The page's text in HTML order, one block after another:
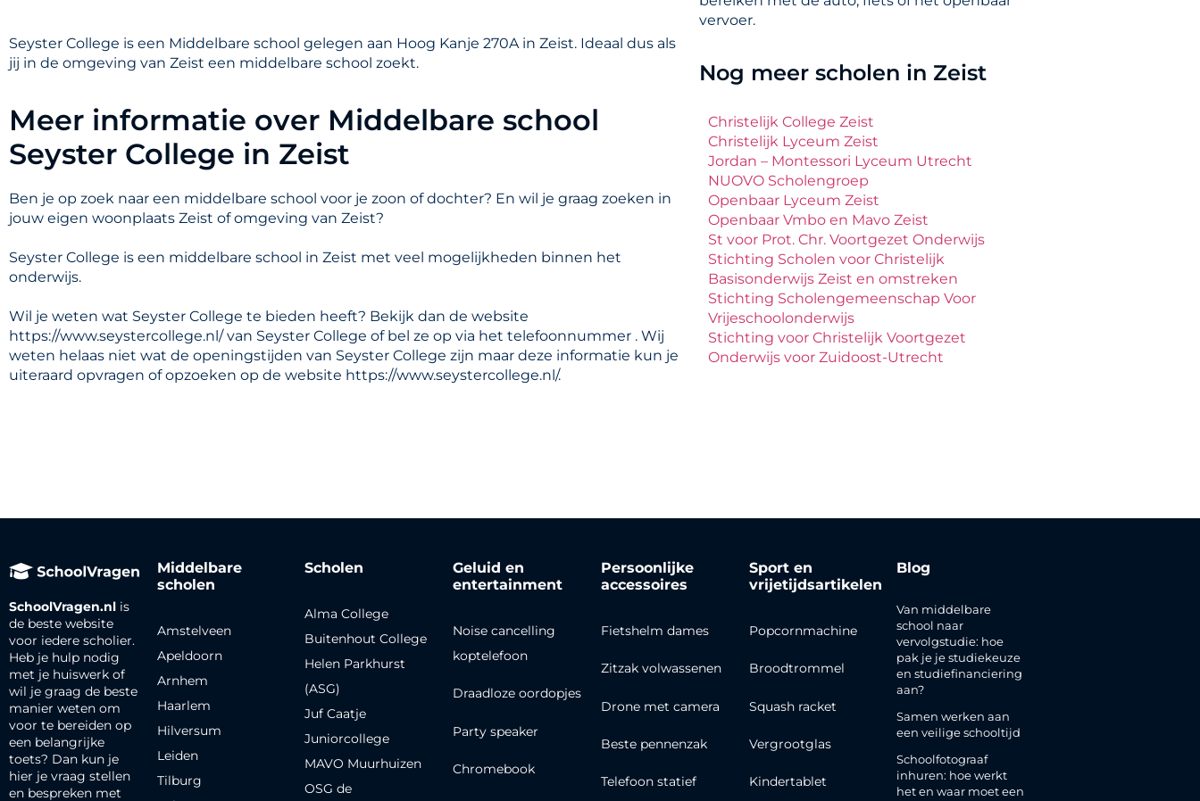
Seyster College is een Middelbare school gelegen aan Hoog Kanje 270A in Zeist. Ideaal dus als
jij in de omgeving van Zeist een middelbare school zoekt.
Meer informatie over Middelbare school
Seyster College in Zeist
Ben je op zoek naar een middelbare school voor je zoon of dochter? En wil je graag zoeken in
jouw eigen woonplaats Zeist of omgeving van Zeist?
Seyster College is een middelbare school in Zeist met veel mogelijkheden binnen het
onderwijs.
Wil je weten wat Seyster College te bieden heeft? Bekijk dan de website
https://www.seystercollege.nl/ van Seyster College of bel ze op via het telefoonnummer . Wij
weten helaas niet wat de openingstijden van Seyster College zijn maar deze informatie kun je
uiteraard opvragen of opzoeken op de website https://www.seystercollege.nl/.
vervoer.
Nog meer scholen in Zeist
Christelijk College Zeist
Christelijk Lyceum Zeist
Jordan – Montessori Lyceum Utrecht
NUOVO Scholengroep
Openbaar Lyceum Zeist
Openbaar Vmbo en Mavo Zeist
St voor Prot. Chr. Voortgezet Onderwijs
Stichting Scholen voor Christelijk
Basisonderwijs Zeist en omstreken
Stichting Scholengemeenschap Voor
Vrijeschoolonderwijs
Stichting voor Christelijk Voortgezet
Onderwijs voor Zuidoost-Utrecht
SchoolVragen.nl is
de beste website
voor iedere scholier.
Heb je hulp nodig
met je huiswerk of
wil je graag de beste
manier weten om
voor te bereiden op
een belangrijke
toets? Dan kun je
hier je vraag stellen
en bespreken met
Middelbare
scholen
Amstelveen
Apeldoorn
Arnhem
Haarlem
Hilversum
Leiden
Tilburg
Scholen
Alma College
Buitenhout College
Helen Parkhurst
(ASG)
Juf Caatje
Juniorcollege
MAVO Muurhuizen
OSG de
Geluid en
entertainment
Noise cancelling
koptelefoon
Draadloze oordopjes
Party speaker
Chromebook
Persoonlijke
accessoires
Fietshelm dames
Zitzak volwassenen
Drone met camera
Beste pennenzak
Telefoon statief
Sport en
vrijetijdsartikelen
Popcornmachine
Broodtrommel
Squash racket
Vergrootglas
Kindertablet
Blog
Van middelbare
school naar
vervolgstudie: hoe
pak je je studiekeuze
en studiefinanciering
aan?
Samen werken aan
een veilige schooltijd
Schoolfotograaf
inhuren: hoe werkt
het en waar moet een